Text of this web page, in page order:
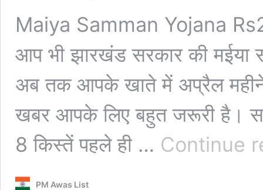
Maiya Samman Yojana
आप भी झारखंड सरकार की मईया
अब तक आपके खाते में अप्रैल
खबर आपके लिए बहुत जरूरी है।
8 किस्तें पहले ही … Continue
PM Awas List